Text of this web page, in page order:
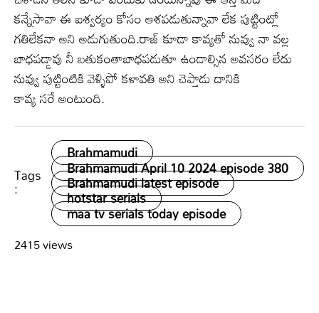
కన్నేసావా ఈ ఐశ్వర్యం కోసం ఆశపడుతున్నావా లేక పుట్టింట్లో
గతిలేకనా అని అడుగుతుంది.రాజ్ కూడా కావ్యతో నువ్వు నా వల్ల
బాధపడ్డావు నీ బతుకంతాబాధపడుతూ ఉండాల్సిన అవసరం లేదు
నువ్వు పుట్టింటికి వెళ్ళిపో కళావతి అని చెప్తాడు దానికి
కావ్య సరే అంటుంది.
Tags
:
Brahmamudi
Brahmamudi April 10 2024 episode 380
Brahmamudi latest episode
hotstar serials
maa tv serials today episode
2415 views